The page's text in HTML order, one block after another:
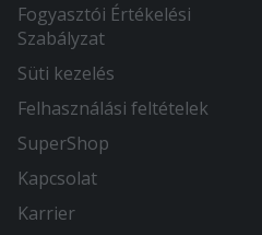
Fogyasztói Értékelési
Szabályzat
Süti kezelés
Felhasználási feltételek
SuperShop
Kapcsolat
Karrier